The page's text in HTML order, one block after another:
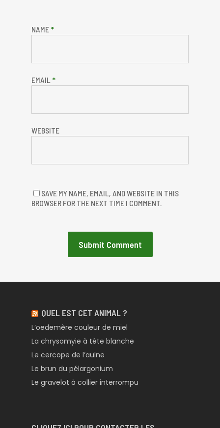
NAME *
EMAIL *
WEBSITE
SAVE MY NAME, EMAIL, AND WEBSITE IN THIS
BROWSER FOR THE NEXT TIME I COMMENT.
QUEL EST CET ANIMAL ?
L’oedemère couleur de miel
La chrysomyie à tête blanche
Le cercope de l’aulne
Le brun du pélargonium
Le gravelot à collier interrompu